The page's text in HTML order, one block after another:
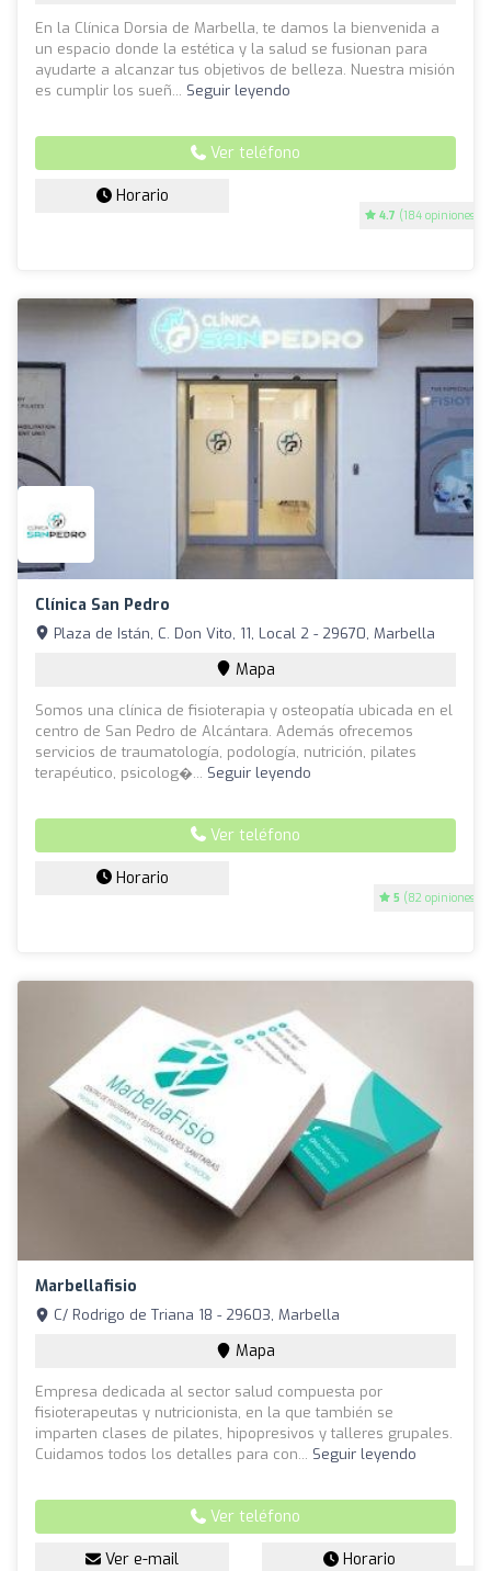
4.7 (184 opiniones)
En la Clínica Dorsia de Marbella, te damos la bienvenida a
un espacio donde la estética y la salud se fusionan para
ayudarte a alcanzar tus objetivos de belleza. Nuestra misión
es cumplir los sueñ... Seguir leyendo
Ver teléfono
Horario
Clínica San Pedro
5 (82 opiniones)
Plaza de Istán, C. Don Vito, 11, Local 2 - 29670, Marbella
Mapa
Somos una clínica de fisioterapia y osteopatía ubicada en el
centro de San Pedro de Alcántara. Además ofrecemos
servicios de traumatología, podología, nutrición, pilates
terapéutico, psicolog�... Seguir leyendo
Ver teléfono
Horario
Marbellafisio
C/ Rodrigo de Triana 18 - 29603, Marbella
Mapa
Empresa dedicada al sector salud compuesta por
fisioterapeutas y nutricionista, en la que también se
imparten clases de pilates, hipopresivos y talleres grupales.
Cuidamos todos los detalles para con... Seguir leyendo
Ver teléfono
Ver e-mail Horario